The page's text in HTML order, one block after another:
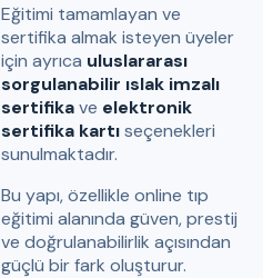
Eğitimi tamamlayan ve
sertifika almak isteyen üyeler
için ayrıca uluslararası
sorgulanabilir ıslak imzalı
sertifikave elektronik
sertifika kartıseçenekleri
sunulmaktadır.
Bu yapı, özellikle online tıp
eğitimi alanında güven, prestij
ve doğrulanabilirlik açısından
güçlü bir fark oluşturur.